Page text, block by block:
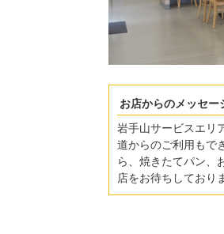
お店からのメッセー
岩手山サービスエリ
道からのご利用もで
ら、焼きたてパン、
店をお待ちしており